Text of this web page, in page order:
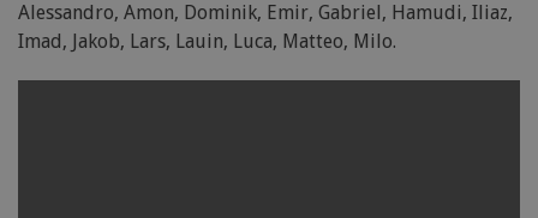
Alessandro, Amon, Dominik, Emir, Gabriel, Hamudi, Iliaz,
Imad, Jakob, Lars, Lauin, Luca, Matteo, Milo.